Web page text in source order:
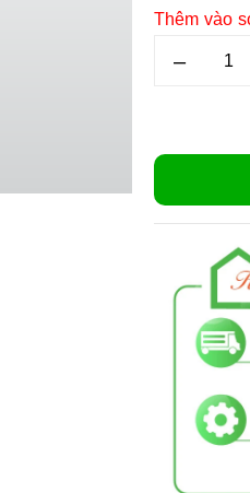
Thêm vào
–